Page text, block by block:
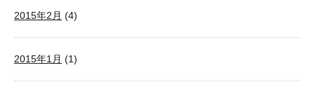
2015年2月 (4)
2015年1月 (1)